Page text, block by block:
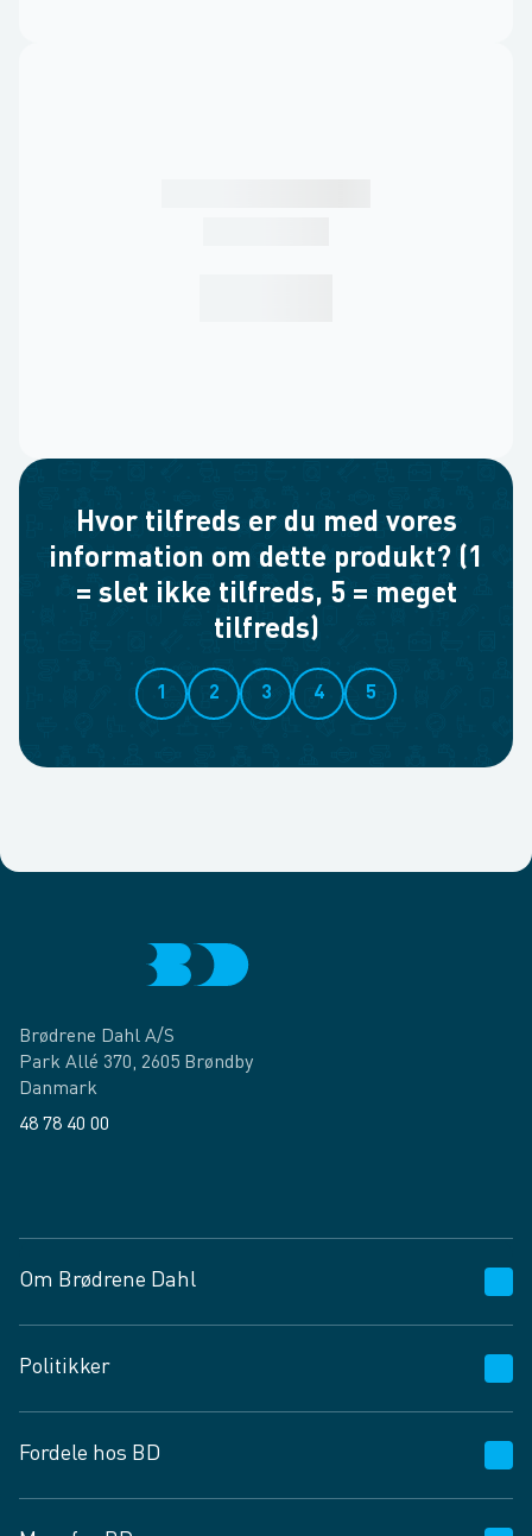
Hvor tilfreds er du med vores
information om dette produkt? (1
= slet ikke tilfreds, 5 = meget
tilfreds)
1 2 3 4 5
Brødrene Dahl A/S
Park Allé 370, 2605 Brøndby
Danmark
48 78 40 00
Om Brødrene Dahl
Vagttelefon 30 10 89 89
Spørgsmål og svar
Job og karriere
Fødevarekontrolrapport
Politikker
Privatlivspolitik
Cookies
Fordele hos BD